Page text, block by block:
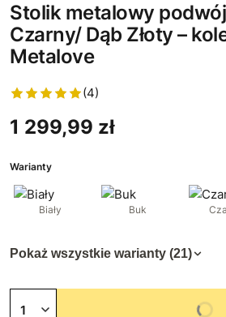
Stolik metalowy
Czarny/ Dąb Złoty –
Metalove
(4)
1 299,99 zł
Warianty
Biały Buk
Pokaż wszystkie warianty (21)